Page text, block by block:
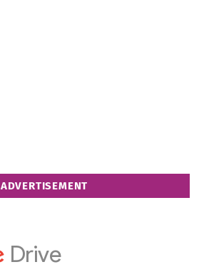
ADVERTISEMENT